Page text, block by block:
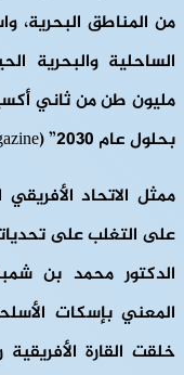
من المناطق البحرية،
مليون طن من ثاني
بحلول عام 2030” (New Afrıcan Magazine)
ممثل الاتحاد
على التغلب على
الدكتور محمد بن
المعني بإسكات